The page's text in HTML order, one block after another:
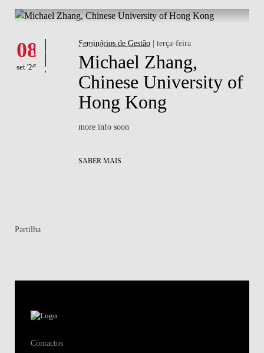
Eventos
08
set '26
Seminários de Gestão | terça-feira
Michael Zhang,
Chinese University of
Hong Kong
more info soon
SABER MAIS
Partilha
Contactos